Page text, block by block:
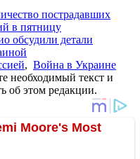
пострадавших
в пятницу
обсудили детали
, Война в Украине
необходимый текст и
об этом редакции.